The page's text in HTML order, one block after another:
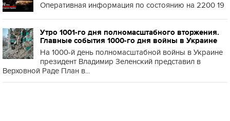
Оперативная информация по состоянию на 2200 19
Утро 1001-го дня полномасштабного вторжения.
Главные события 1000-го дня войны в Украине
На 1000-й день полномасштабной войны в Украине
президент Владимир Зеленский представил в
Верховной Раде План в...